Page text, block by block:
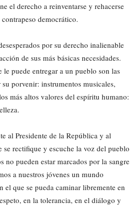
el derecho a reinventarse y rehacerse
democrático.
por su derecho inalienable
de sus más básicas necesidades.
le puede entregar a un pueblo son las
porvenir: instrumentos musicales,
más altos valores del espíritu humano:
al Presidente de la República y al
se rectifique y escuche la voz del pueblo
no pueden estar marcados por la sangre
a nuestros jóvenes un mundo
el que se pueda caminar libremente en
en la tolerancia, en el diálogo y